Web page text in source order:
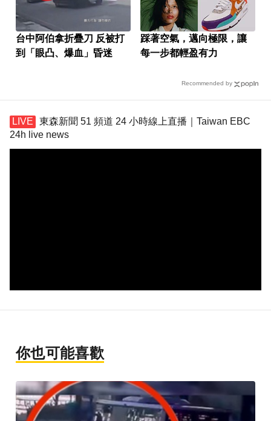
台中阿伯拿折疊刀 反被打
到「眼凸、爆血」昏迷
踩著空氣，邁向極限，讓
每一步都輕盈有力
Recommended by
東森新聞 51 頻道 24 小時線上直播｜Taiwan EBC
24h live news
你也可能喜歡